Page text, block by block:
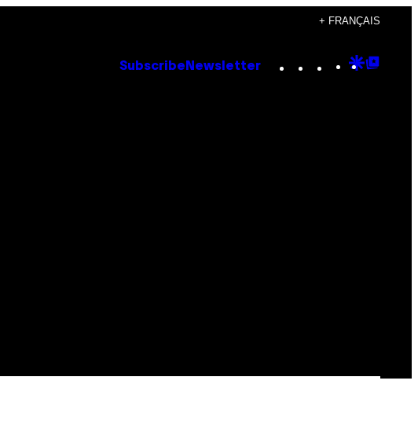
+ FRANÇAIS
Subscribe Newsletter Instagram
TikTok
YouTube
Google